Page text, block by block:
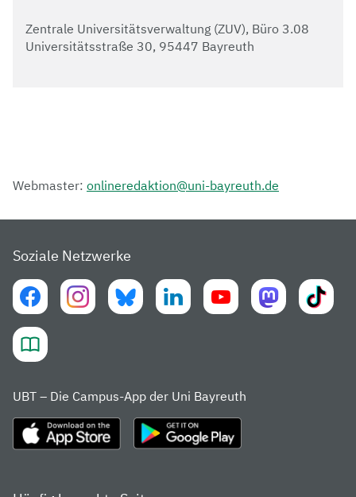
Zentrale Universitätsverwaltung (ZUV), Büro 3.08
Universitätsstraße 30, 95447 Bayreuth
Webmaster: onlineredaktion@uni-bayreuth.de
Soziale Netzwerke
UBT – Die Campus-App der Uni Bayreuth